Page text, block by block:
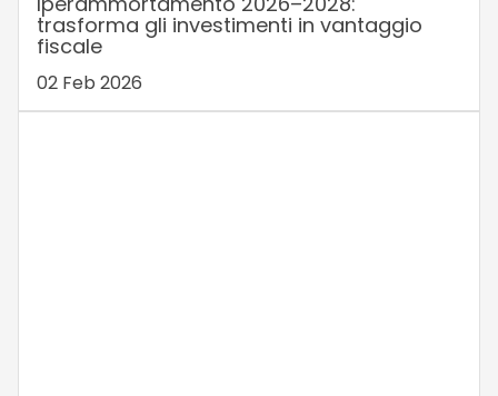
trasforma gli investimenti in vantaggio
fiscale
02 Feb 2026